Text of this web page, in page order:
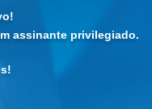
assinante privilegiado.